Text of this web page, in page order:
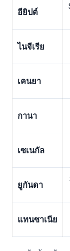
อียิปต์
ไนจีเรีย
เคนยา
กานา
เซเนกัล
ยูกันดา
แทนซาเนีย